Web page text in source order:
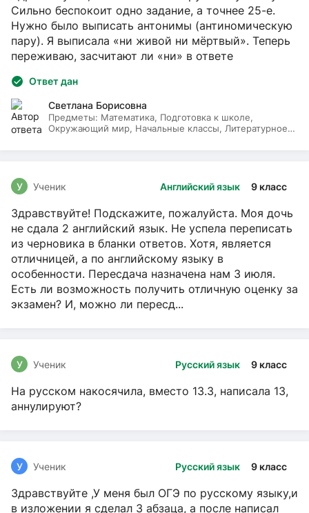
Сильно беспокоит одно задание, а точнее 25-е.
Нужно было выписать антонимы (антиномическую
пару). Я выписала «ни живой ни мёртвый». Теперь
переживаю, засчитают ли «ни» в ответе
Ответ дан
Светлана Борисовна
Предметы: Математика, Подготовка к школе,
Окружающий мир, Начальные классы, Литературное
Английский язык 9 класс
У Ученик
Здравствуйте! Подскажите, пожалуйста. Моя дочь
не сдала 2 английский язык. Не успела переписать
из черновика в бланки ответов. Хотя, является
отличницей, а по английскому языку в
особенности. Пересдача назначена нам 3 июля.
Есть ли возможность получить отличную оценку за
экзамен? И, можно ли пересд...
Русский язык 9 класс
У Ученик
На русском накосячила, вместо 13.3, написала 13,
аннулируют?
Русский язык 9 класс
У Ученик
Здравствуйте ,У меня был ОГЭ по русскому языку,и
в изложении я сделал 3 абзаца, а после написал